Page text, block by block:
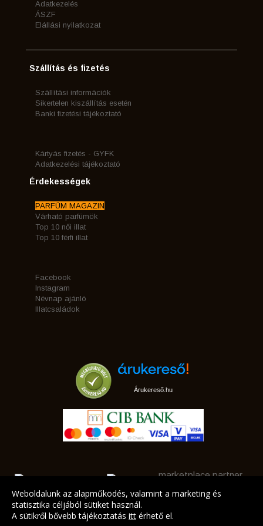
Adatkezelés
ÁSZF
Elállási nyilatkozat
Szállítás és fizetés
Szállítási információk
Sikertelen kiszállítás esetén
Banki fizetési tájékoztató
Kártyás fizetés - GYFK
Adatkezelési tájékoztató
Érdekességek
PARFÜM MAGAZIN
Várható parfümök
Top 10 női illat
Top 10 férfi illat
Facebook
Instagram
Névnap ajánló
Illatcsaládok
Árukereső.hu
marketplace partner
Weboldalunk az alapműködés, valamint a marketing és
statisztika céljából sütiket használ.
A sütikről bővebb tájékoztatás itt érhető el.